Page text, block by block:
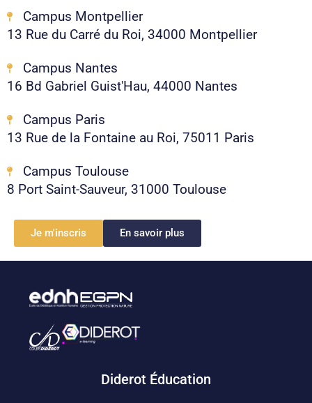
Campus Montpellier
13 Rue du Carré du Roi, 34000 Montpellier
Campus Nantes
16 Bd Gabriel Guist'Hau, 44000 Nantes
Campus Paris
13 Rue de la Fontaine au Roi, 75011 Paris
Campus Toulouse
8 Port Saint-Sauveur, 31000 Toulouse
Je m'inscris En savoir plus
Diderot Éducation